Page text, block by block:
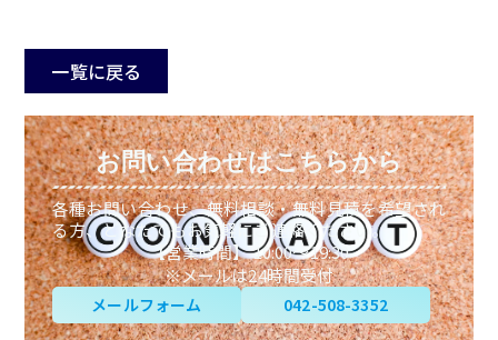
一覧に戻る
お問い合わせはこちらから
各種お問い合わせ、無料相談・無料見積を希望され
る方、どなたでもお気軽にご連絡ください。
【営業時間】 10:00～19:30
※メールは24時間受付
メールフォーム 042-508-3352